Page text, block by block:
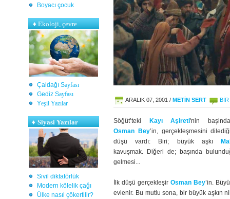
Boyacı çocuk
♦Ekoloji, çevre
Çaldağı Sayfası
Gediz Sayfası
Yeşil Yazılar
♦ Siyasi Yazılar
Sivil diktatörlük
Modern kölelik çağı
Ülke nasıl çökertilir?
ARALIK 07, 2001 / METİN SERT BIR
Söğüt’teki Kayı Aşireti'nin
Osman Bey’in, gerçekleşmesini
düşü vardı: Biri; büyük aşkı
kavuşmak. Diğeri de; başında
gelmesi...
İlk düşü gerçekleşir Osman Bey’in.
evlenir. Bu mutlu sona, bir büyük aşkın